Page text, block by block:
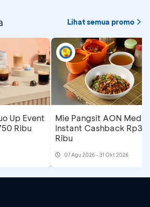
Lihat semua promo
Up Event
Ribu
Mie Pangsit AON
Instant Cashback Rp35
Ribu
07 Agu 2026 - 31 Okt 2026